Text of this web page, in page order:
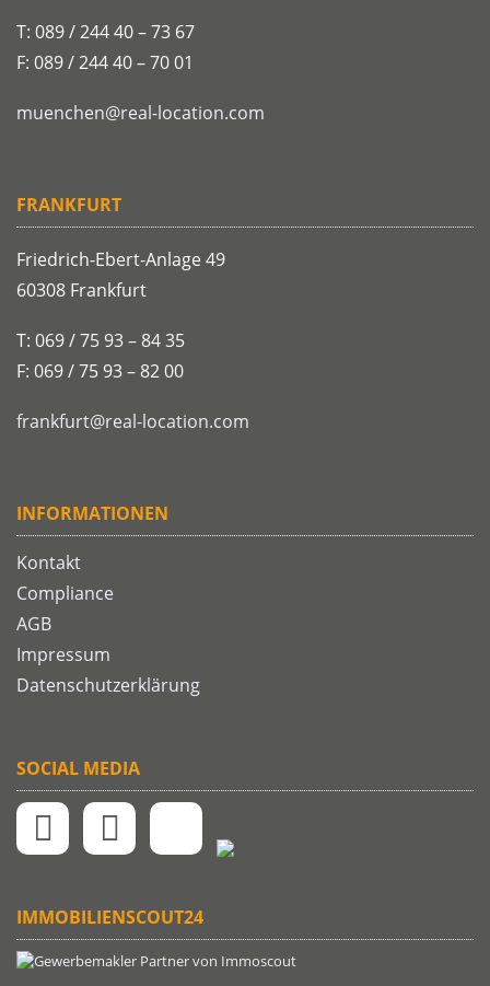
T: 089 / 244 40 – 73 67
F: 089 / 244 40 – 70 01
muenchen@real-location.com
FRANKFURT
Friedrich-Ebert-Anlage 49
60308 Frankfurt
T: 069 / 75 93 – 84 35
F: 069 / 75 93 – 82 00
frankfurt@real-location.com
INFORMATIONEN
Kontakt
Compliance
AGB
Impressum
Datenschutzerklärung
SOCIAL MEDIA
IMMOBILIENSCOUT24